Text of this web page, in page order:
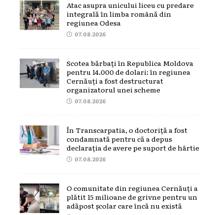
Atac asupra unicului liceu cu predare
integrală în limba română din
regiunea Odesa
07.08.2026
Scotea bărbați în Republica Moldova
pentru 14.000 de dolari: în regiunea
Cernăuți a fost destructurat
organizatorul unei scheme
07.08.2026
În Transcarpatia, o doctoriță a fost
condamnată pentru că a depus
declarația de avere pe suport de hârtie
07.08.2026
O comunitate din regiunea Cernăuți a
plătit 15 milioane de grivne pentru un
adăpost școlar care încă nu există